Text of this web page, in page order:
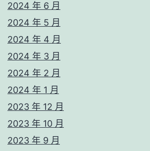
2024 年 6 月
2024 年 5 月
2024 年 4 月
2024 年 3 月
2024 年 2 月
2024 年 1 月
2023 年 12 月
2023 年 10 月
2023 年 9 月